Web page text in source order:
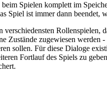
Spielen komplett im
Spiel ist immer dann beendet,
Zustände zugewiesen
sollen. Für diese Dialoge
Fortlauf des Spiels zu